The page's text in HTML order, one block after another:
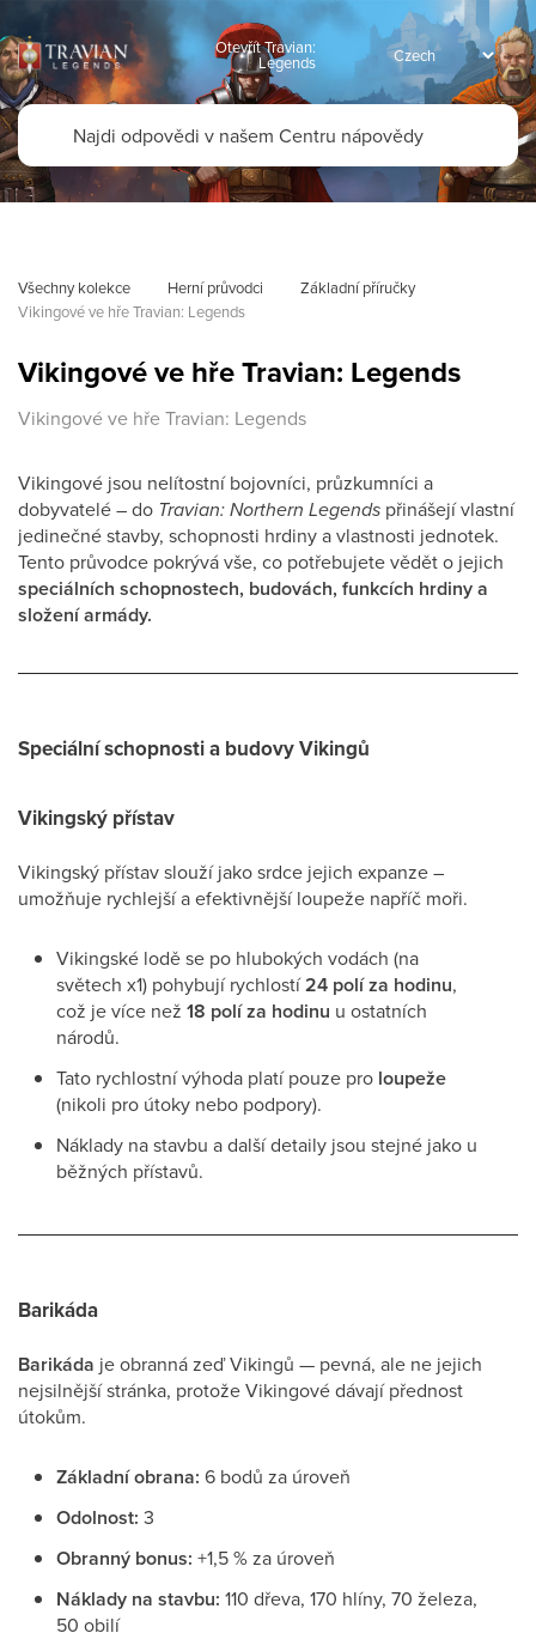
Otevřít Travian:
Legends
Všechny kolekce Herní průvodci
Základní příručky
Vikingové ve hře Travian: Legends
Vikingové ve hře Travian: Legends
Vikingové ve hře Travian: Legends
Vikingové jsou nelítostní bojovníci, průzkumníci a
dobyvatelé – do Travian: Northern Legends přinášejí vlastní
jedinečné stavby, schopnosti hrdiny a vlastnosti jednotek.
Tento průvodce pokrývá vše, co potřebujete vědět o jejich
speciálních schopnostech, budovách, funkcích hrdiny a
složení armády.
Speciální schopnosti a budovy Vikingů
Vikingský přístav
Vikingský přístav slouží jako srdce jejich expanze –
umožňuje rychlejší a efektivnější loupeže napříč moři.
Vikingské lodě se po hlubokých vodách (na
světech x1) pohybují rychlostí24 polí za hodinu,
což je více než 18 polí za hodinu u ostatních
národů.
Tato rychlostní výhoda platí pouze pro loupeže
(nikoli pro útoky nebo podpory).
Náklady na stavbu a další detaily jsou stejné jako u
běžných přístavů.
Barikáda
Barikáda je obranná zeď Vikingů — pevná, ale ne jejich
nejsilnější stránka, protože Vikingové dávají přednost
útokům.
Základní obrana: 6 bodů za úroveň
Odolnost: 3
Obranný bonus: +1,5 % za úroveň
Náklady na stavbu: 110 dřeva, 170 hlíny, 70 železa,
50 obilí